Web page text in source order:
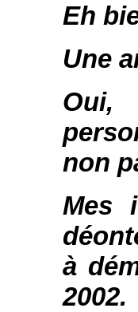
Eh
Une
Oui,
non
Mes
à
2002.